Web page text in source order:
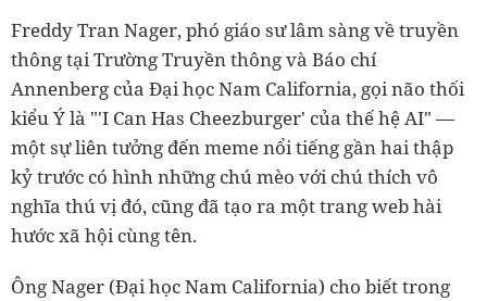
Freddy Tran Nager, phó giáo sư lâm sàng về truyền
thông tại Trường Truyền thông và Báo chí
Annenberg của Đại học Nam California, gọi não thối
kiểu Ý là "'I Can Has Cheezburger' của thế hệ AI" —
một sự liên tưởng đến meme nổi tiếng gần hai thập
kỷ trước có hình những chú mèo với chú thích vô
nghĩa thú vị đó, cũng đã tạo ra một trang web hài
hước xã hội cùng tên.
Ông Nager (Đại học Nam California) cho biết trong